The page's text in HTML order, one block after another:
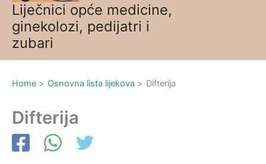
Liječnici opće medicine,
ginekolozi, pedijatri i
zubari
Home Osnovna lista lijekova Difterija
Difterija